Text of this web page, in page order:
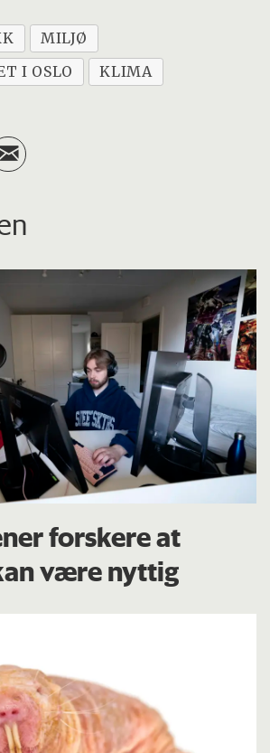
MILJØ
I OSLO
KLIMA
forskere at
være nyttig